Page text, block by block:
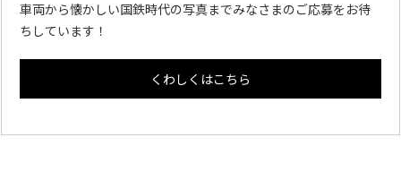
車両から懐かしい国鉄時代の写真までみなさまのご応募をお待
ちしています！
くわしくはこちら